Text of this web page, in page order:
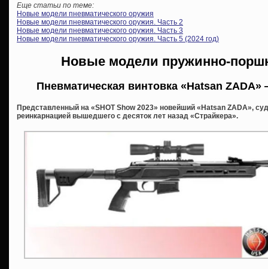
Еще статьи по теме:
Новые модели пневматического оружия
Новые модели пневматического оружия. Часть 2
Новые модели пневматического оружия. Часть 3
Новые модели пневматического оружия. Часть 5 (2024 год)
Новые модели пружинно-
Пневматическая винтовка «Hatsan
Представленный на «SHOT Show 2023» новейший «Hatsan ZADA»,
реинкарнацией вышедшего с десяток лет назад «Страйкера».